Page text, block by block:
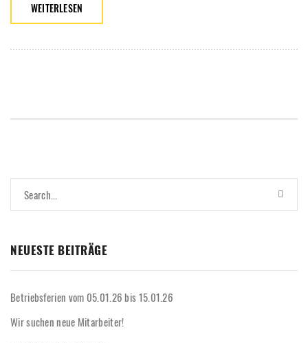
WEITERLESEN
NEUESTE BEITRÄGE
Betriebsferien vom 05.01.26 bis 15.01.26
Wir suchen neue Mitarbeiter!